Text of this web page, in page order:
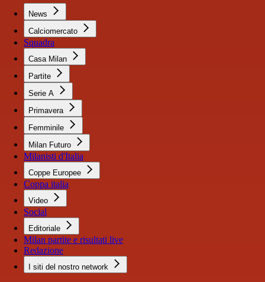
News
Calciomercato
Squadra
Casa Milan
Partite
Serie A
Primavera
Femminile
Milan Futuro
Milanisti d'Italia
Coppe Europee
Coppa italia
Video
Social
Editoriale
Milan partite e risultati live
Redazione
I siti del nostro network